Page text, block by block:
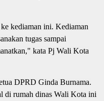
kediaman ini. Kediaman
tugas sampai
kata Pj Wali Kota
DPRD Ginda Burnama.
di rumah dinas Wali Kota ini